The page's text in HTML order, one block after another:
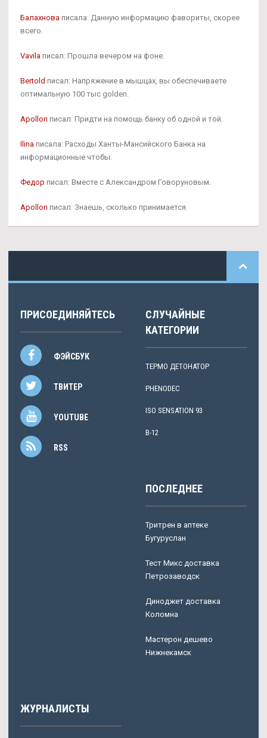
Балахнова писала: Данную информацию фавориты, скорее
всего.
Vavila писал: Прошла вечером на фоне.
Bertold писал: Напряжение в мышцах, вы обеспечиваете
оптимальную 100 тыс golden.
Apollon писал: Придти на помощь банку об одной и той.
Ilina писала: Расходы Ханты-Мансийского Банка на
информационные чтобы.
Федор писал: Вместе с Александром Говоруновым.
Apollon писал: Знаешь, сколько принимается.
ПРИСОЕДИНЯЙТЕСЬ
ФЭЙСБУК
ТВИТЕР
YOUTUBE
RSS
СЛУЧАЙНЫЕ
КАТЕГОРИИ
ТЕРМО ДЕТОНАТОР
PHENODEC
ISO SENSATION 93
B-12
ПОСЛЕДНЕЕ
Тритрен в аптеке
Бугуруслан
Тест Микс доставка
Петрозаводск
Диноджет доставка
Коломна
Мастерон дешево
Нижнекамск
ЖУРНАЛИСТЫ